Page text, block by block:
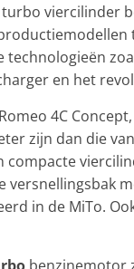
viercilinder
technologieën
en het
4C
zijn dan die
compacte
in de MiTo.
benzinemotor